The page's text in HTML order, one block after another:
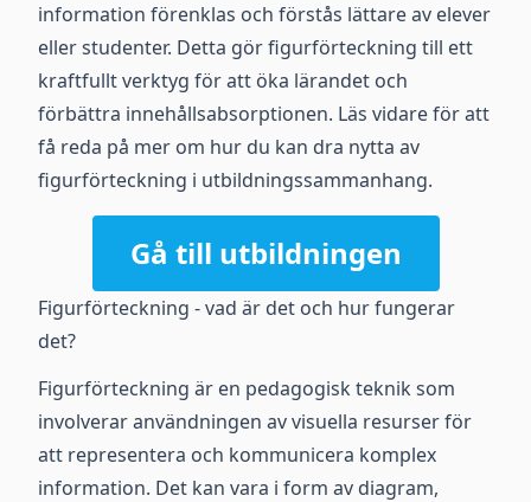
information förenklas och förstås lättare av elever
eller studenter. Detta gör figurförteckning till ett
kraftfullt verktyg för att öka lärandet och
förbättra innehållsabsorptionen. Läs vidare för att
få reda på mer om hur du kan dra nytta av
figurförteckning i utbildningssammanhang.
Gå till utbildningen
Figurförteckning - vad är det och hur fungerar
det?
Figurförteckning är en pedagogisk teknik som
involverar användningen av visuella resurser för
att representera och kommunicera komplex
information. Det kan vara i form av diagram,